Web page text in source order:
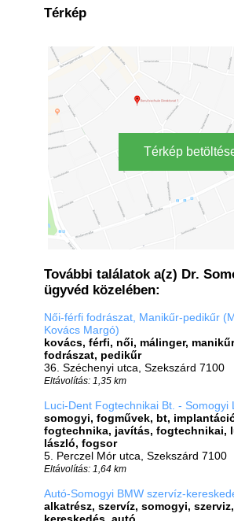
Térkép
Térkép
További találatok a(z) Dr.
ügyvéd közelében:
Női-férfi fodrászat, Manikűr-pedikűr
Kovács Margó)
kovács, férfi, női, málinger,
fodrászat, pedikűr
36. Széchenyi utca, Szekszárd 7100
Eltávolítás: 1,35 km
Luci-Dent Fogtechnikai Bt. - Somogyi
somogyi, fogművek, bt,
fogtechnika, javítás, fogtechnikai,
lászló, fogsor
5. Perczel Mór utca, Szekszárd 7100
Eltávolítás: 1,64 km
Autó-Somogyi BMW szervíz-
alkatrész, szervíz, somogyi,